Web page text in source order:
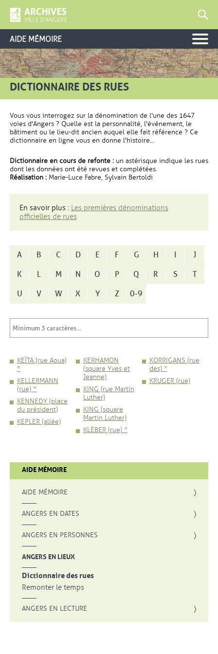
AIDE MÉMOIRE
DICTIONNAIRE DES RUES
Vous vous interrogez sur la dénomination de l'une des 1647
voies d'Angers ? Quelle est la personnalité, l'événement, le
bâtiment ou le lieu-dit ancien auquel elle fait référence ? Ce
dictionnaire en ligne vous en donne l'histoire...
Dictionnaire en cours de refonte : un astérisque indique les rues
dont les données ont été revues et complétées.
Réalisation : Marie-Luce Fabre, Sylvain Bertoldi
En savoir plus : Les premières dénominations
officielles de rues
A B C D E F G H I
J
K
L M N O P Q R S
T
U
V W X Y Z 0-9
KEÏTA (rue Aoua)
*
KELLERMANN
(rue) *
KENNEDY (place
du président)
KEPLER (allée)
KERHAMON
(square Yves et
Jeanne)
KING (rue Martin
Luther)
KING (square
Martin Luther)
KLÉBER (rue) *
KORRIGANS (rue
des) *
KRUGER (rue)
AIDE MÉMOIRE
AIDE MÉMOIRE
ANGERS EN DATES
ANGERS EN PERSONNES
ANGERS EN LIEUX
Dictionnaire des rues
Remonter le temps
ANGERS EN LECTURE